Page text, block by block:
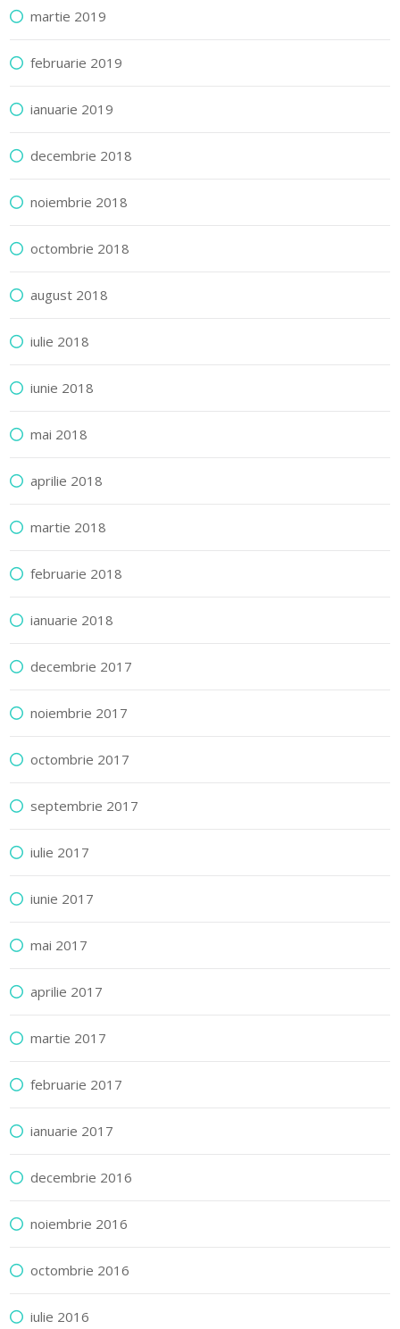
martie 2019
februarie 2019
ianuarie 2019
decembrie 2018
noiembrie 2018
octombrie 2018
august 2018
iulie 2018
iunie 2018
mai 2018
aprilie 2018
martie 2018
februarie 2018
ianuarie 2018
decembrie 2017
noiembrie 2017
octombrie 2017
septembrie 2017
iulie 2017
iunie 2017
mai 2017
aprilie 2017
martie 2017
februarie 2017
ianuarie 2017
decembrie 2016
noiembrie 2016
octombrie 2016
iulie 2016